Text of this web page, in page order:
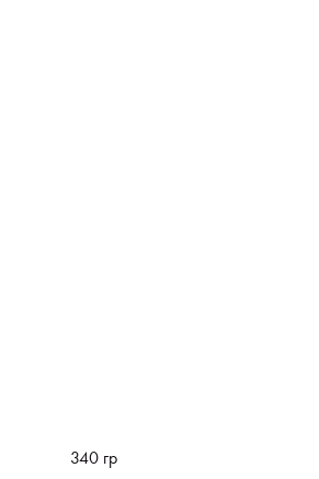
340 гр